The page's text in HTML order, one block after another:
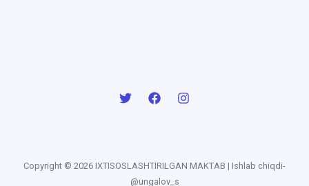
Copyright © 2026 IXTISOSLASHTIRILGAN MAKTAB | Ishlab chiqdi-
@ungalov_s